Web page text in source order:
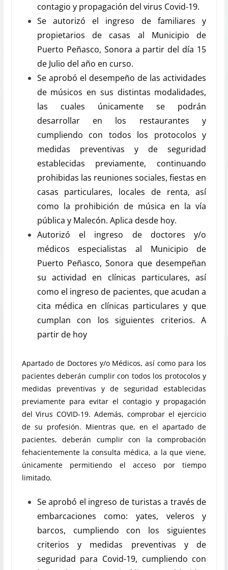
contagio y propagación del virus Covid-19.
Se autorizó el ingreso de familiares y
propietarios de casas al Municipio de
Puerto Peñasco, Sonora a partir del día 15
de Julio del año en curso.
Se aprobó el desempeño de las actividades
de músicos en sus distintas modalidades,
las cuales únicamente se podrán
desarrollar en los restaurantes y
cumpliendo con todos los protocolos y
medidas preventivas y de seguridad
establecidas previamente, continuando
prohibidas las reuniones sociales, fiestas en
casas particulares, locales de renta, así
como la prohibición de música en la vía
pública y Malecón. Aplica desde hoy.
Autorizó el ingreso de doctores y/o
médicos especialistas al Municipio de
Puerto Peñasco, Sonora que desempeñan
su actividad en clínicas particulares, así
como el ingreso de pacientes, que acudan a
cita médica en clínicas particulares y que
cumplan con los siguientes criterios. A
partir de hoy
Apartado de Doctores y/o Médicos, así como para los
pacientes deberán cumplir con todos los protocolos y
medidas preventivas y de seguridad establecidas
previamente para evitar el contagio y propagación
del Virus COVID-19. Además, comprobar el ejercicio
de su profesión. Mientras que, en el apartado de
pacientes, deberán cumplir con la comprobación
fehacientemente la consulta médica, a la que viene,
únicamente permitiendo el acceso por tiempo
limitado.
Se aprobó el ingreso de turistas a través de
embarcaciones como: yates, veleros y
barcos, cumpliendo con los siguientes
criterios y medidas preventivas y de
seguridad para Covid-19, cumpliendo con